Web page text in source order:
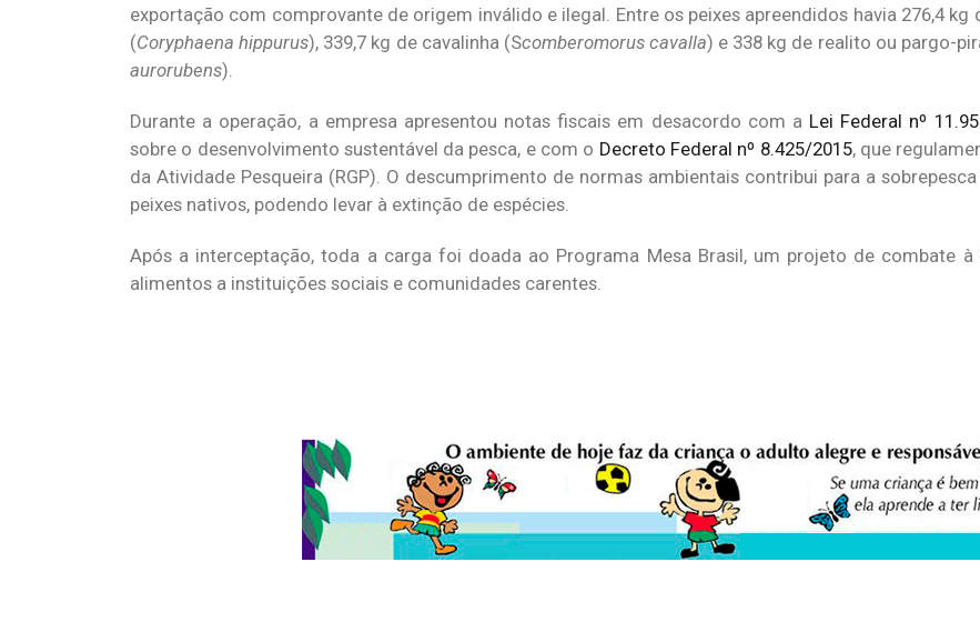
exportação com comprovante de origem inválido e ilegal. Entre os peixes apreendidos havia 276,4
(Coryphaena hippurus), 339,7 kg de cavalinha (Scomberomorus cavalla) e 338 kg de realito ou pargo-
aurorubens).
Durante a operação, a empresa apresentou notas fiscais em desacordo com a Lei Federal nº
sobre o desenvolvimento sustentável da pesca, e com o Decreto Federal nº 8.425/2015, que
da Atividade Pesqueira (RGP). O descumprimento de normas ambientais contribui para a
peixes nativos, podendo levar à extinção de espécies.
Após a interceptação, toda a carga foi doada ao Programa Mesa Brasil, um projeto de combate
alimentos a instituições sociais e comunidades carentes.